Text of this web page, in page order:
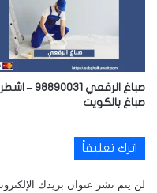
صباغ الرقعي 98890031 – اشطر
صباغ بالكويت
اترك تعليقاً
لن يتم نشر عنوان بريدك